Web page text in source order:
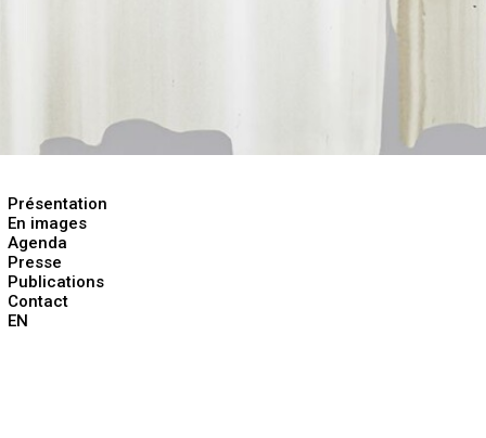
Présentation
En images
Agenda
Presse
Publications
Contact
EN